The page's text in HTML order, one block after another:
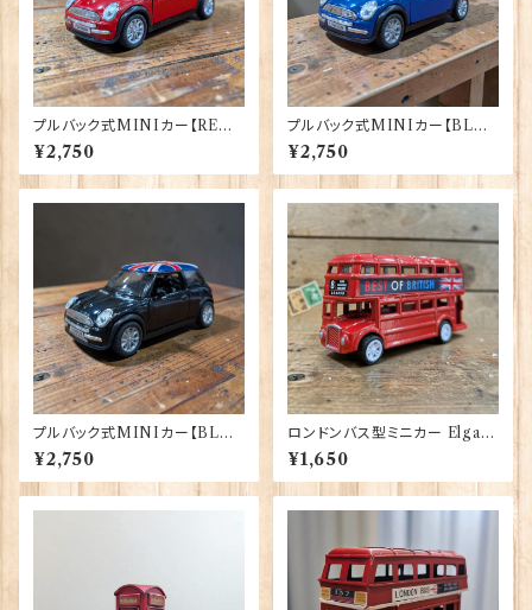
プルバック式MINIカー【RED】
A＆W Gifts 40175（22-11）
¥2,750
プルバック式MINIカー【BLU
E】A＆W Gifts 40176（22-12）
¥2,750
プルバック式MINIカー【BLAC
K】A＆W Gifts 40177（22-14）
¥2,750
ロンドンバス型ミニカー Elgate
Products 40174
¥1,650